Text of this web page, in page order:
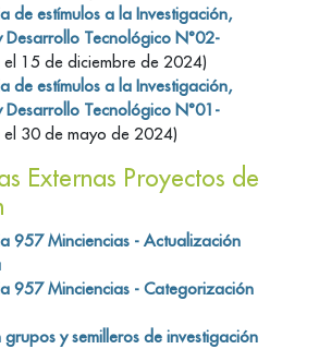
de estímulos a la Investigación,
Desarrollo Tecnológico N°02-
15 de diciembre de 2024)
de estímulos a la Investigación,
Desarrollo Tecnológico N°01-
30 de mayo de 2024)
Externas Proyectos de
957 Minciencias - Actualización
957 Minciencias - Categorización
grupos y semilleros de investigación